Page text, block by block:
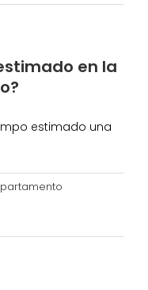
en la
estimado una